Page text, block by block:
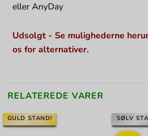
ellerAnyDay
Udsolgt - Se mulighederne
os for alternativer.
RELATEREDE VARER
GULD STAND! SØLV